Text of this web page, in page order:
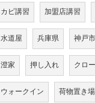
カビ講習 加盟店講習
水道屋 兵庫県 神戸市
澄家 押し入れ クロ
ウォークイン 荷物置き場